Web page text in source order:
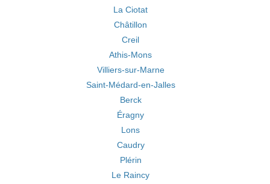
La Ciotat
Châtillon
Creil
Athis-Mons
Villiers-sur-Marne
Saint-Médard-en-Jalles
Berck
Éragny
Lons
Caudry
Plérin
Le Raincy